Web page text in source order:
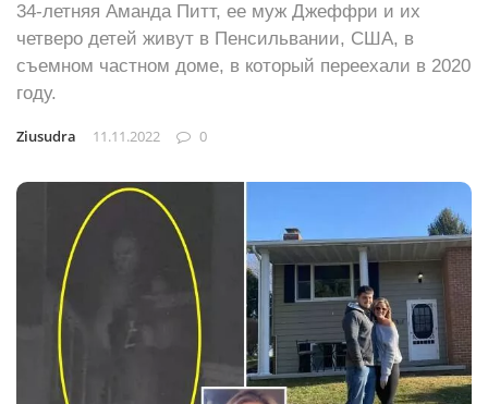
34-летняя Аманда Питт, ее муж Джеффри и их
четверо детей живут в Пенсильвании, США, в
съемном частном доме, в который переехали в 2020
году.
Ziusudra 11.11.2022 0